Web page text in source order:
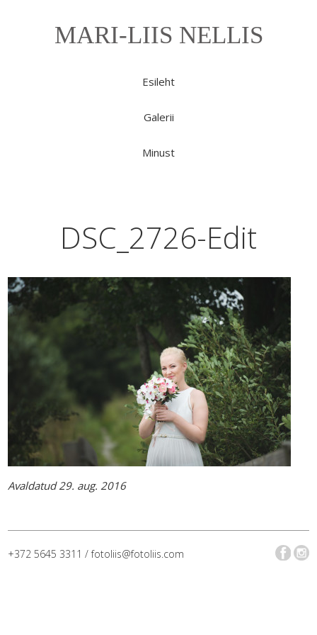
MARI-LIIS NELLIS
Esileht
Galerii
Minust
DSC_2726-Edit
Avaldatud 29. aug. 2016
+372 5645 3311 / fotoliis@fotoliis.com